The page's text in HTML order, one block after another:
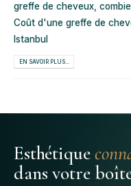
greffe de cheveux
Coût d'une greffe de
Istanbul
EN SAVOIR PLUS...
Esthétique
dans votre